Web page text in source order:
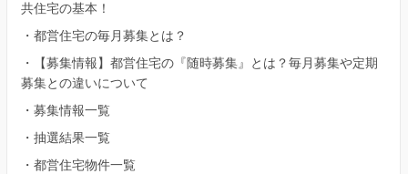
共住宅の基本！
・ 都営住宅の毎月募集とは？
・
【募集情報】都営住宅の『随時募集』とは？毎月募集や定期
募集との違いについて
・ 募集情報一覧
・ 抽選結果一覧
・ 都営住宅物件一覧